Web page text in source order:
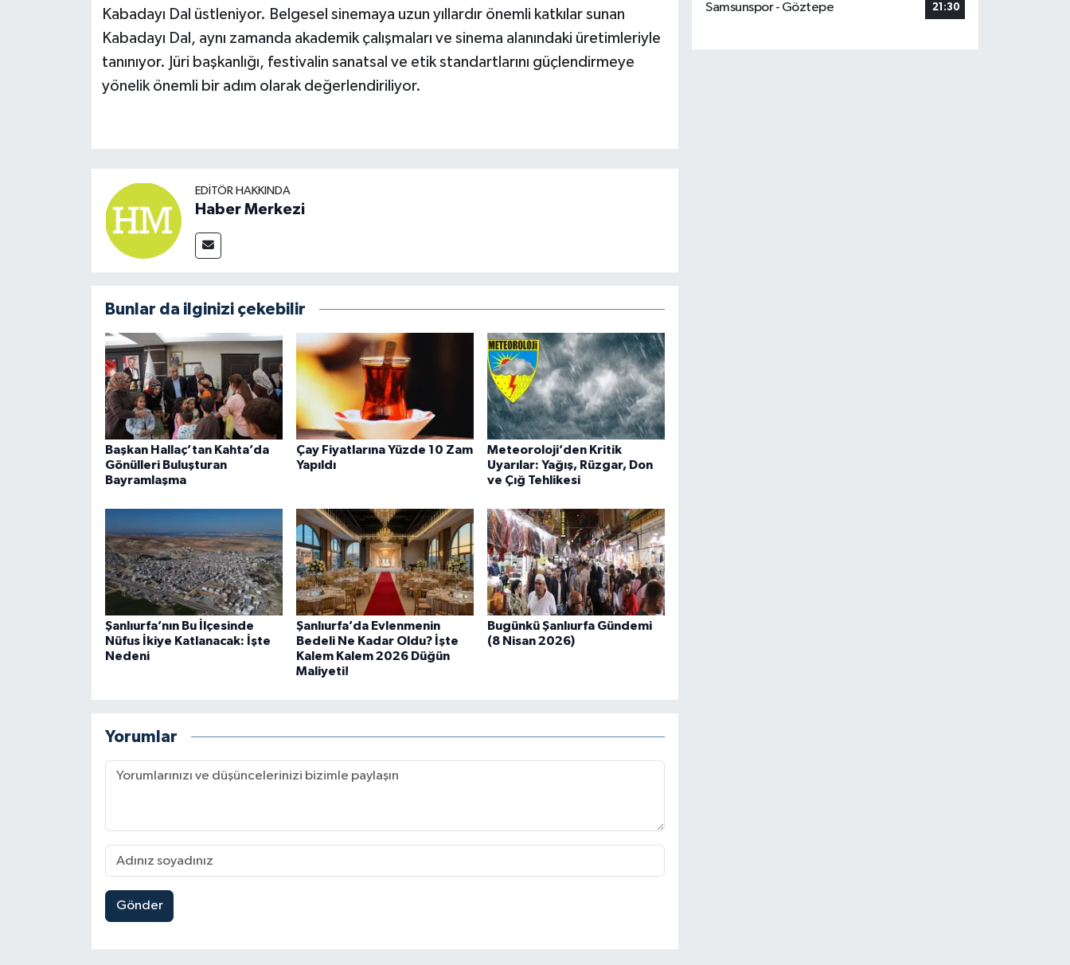
Kabadayı Dal üstleniyor. Belgesel sinemaya uzun yıllardır önemli katkılar sunan
Kabadayı Dal, aynı zamanda akademik çalışmaları ve sinema alanındaki üretimleriyle
tanınıyor. Jüri başkanlığı, festivalin sanatsal ve etik standartlarını güçlendirmeye
yönelik önemli bir adım olarak değerlendiriliyor.
EDITÖR HAKKINDA
Haber Merkezi
Bunlar da ilginizi çekebilir
Başkan Hallaç’tan Kahta’da
Gönülleri Buluşturan
Bayramlaşma
Çay Fiyatlarına Yüzde 10 Zam
Yapıldı
Meteoroloji’den Kritik
Uyarılar: Yağış, Rüzgar, Don
ve Çığ Tehlikesi
Şanlıurfa’nın Bu İlçesinde
Nüfus İkiye Katlanacak: İşte
Nedeni
Şanlıurfa’da Evlenmenin
Bedeli Ne Kadar Oldu? İşte
Kalem Kalem 2026 Düğün
Maliyeti!
Bugünkü Şanlıurfa Gündemi
(8 Nisan 2026)
Yorumlar
Gönder
Samsunspor - Göztepe
21:30